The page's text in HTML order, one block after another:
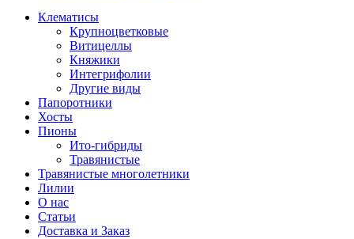
Клематисы
Крупноцветковые
Витицеллы
Княжики
Интегрифолии
Другие виды
Папоротники
Хосты
Пионы
Ито-гибриды
Травянистые
Травянистые многолетники
Лилии
О нас
Статьи
Доставка и Заказ